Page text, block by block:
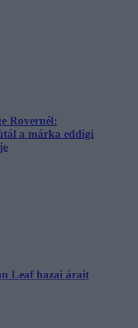
Rovernél:
a márka eddigi
Leaf hazai árait